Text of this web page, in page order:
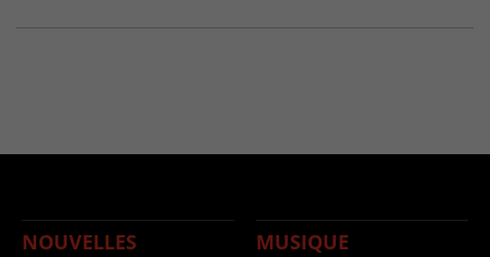
NOUVELLES MUSIQUE